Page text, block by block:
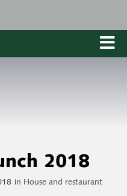
2018
in House and restaurant